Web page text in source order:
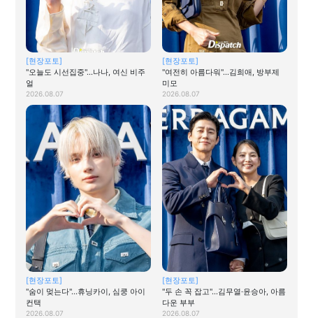
[현장포토]
"오늘도 시선집중"…나나, 여신 비주
얼
2026.08.07
[현장포토]
"여전히 아름다워"…김희애, 방부제
미모
2026.08.07
[현장포토]
"숨이 멎는다"…휴닝카이, 심쿵 아이
컨택
2026.08.07
[현장포토]
"두 손 꼭 잡고"…김무열·윤승아, 아름
다운 부부
2026.08.07